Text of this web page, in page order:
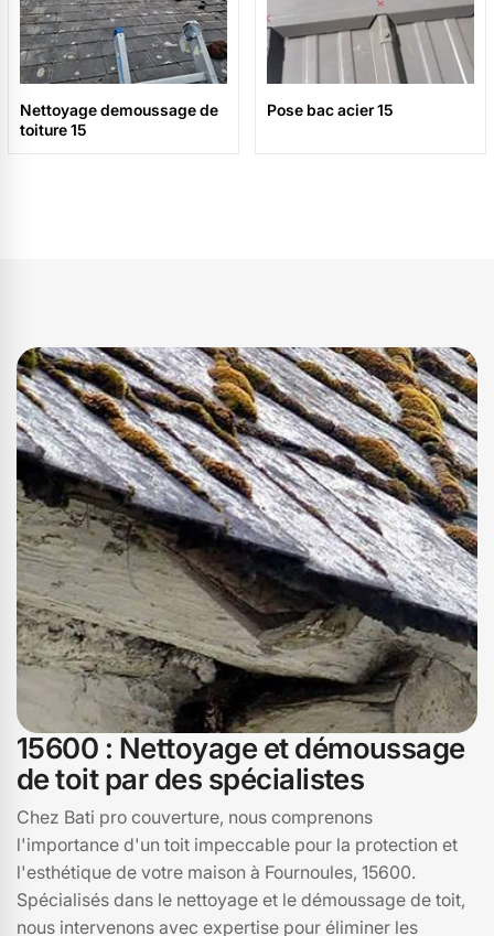
Nettoyage demoussage de
toiture 15
Pose bac acier 15
15600 : Nettoyage et démoussage
de toit par des spécialistes
Chez Bati pro couverture, nous comprenons
l'importance d'un toit impeccable pour la protection et
l'esthétique de votre maison à Fournoules, 15600.
Spécialisés dans le nettoyage et le démoussage de toit,
nous intervenons avec expertise pour éliminer les